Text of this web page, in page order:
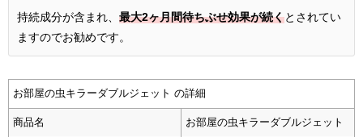
持続成分が含まれ、 最大2ヶ月間待ちぶせ効果が続くとされてい
ますのでお勧めです。
お部屋の虫キラーダブルジェット の詳細
商品名 お部屋の虫キラーダブルジェット